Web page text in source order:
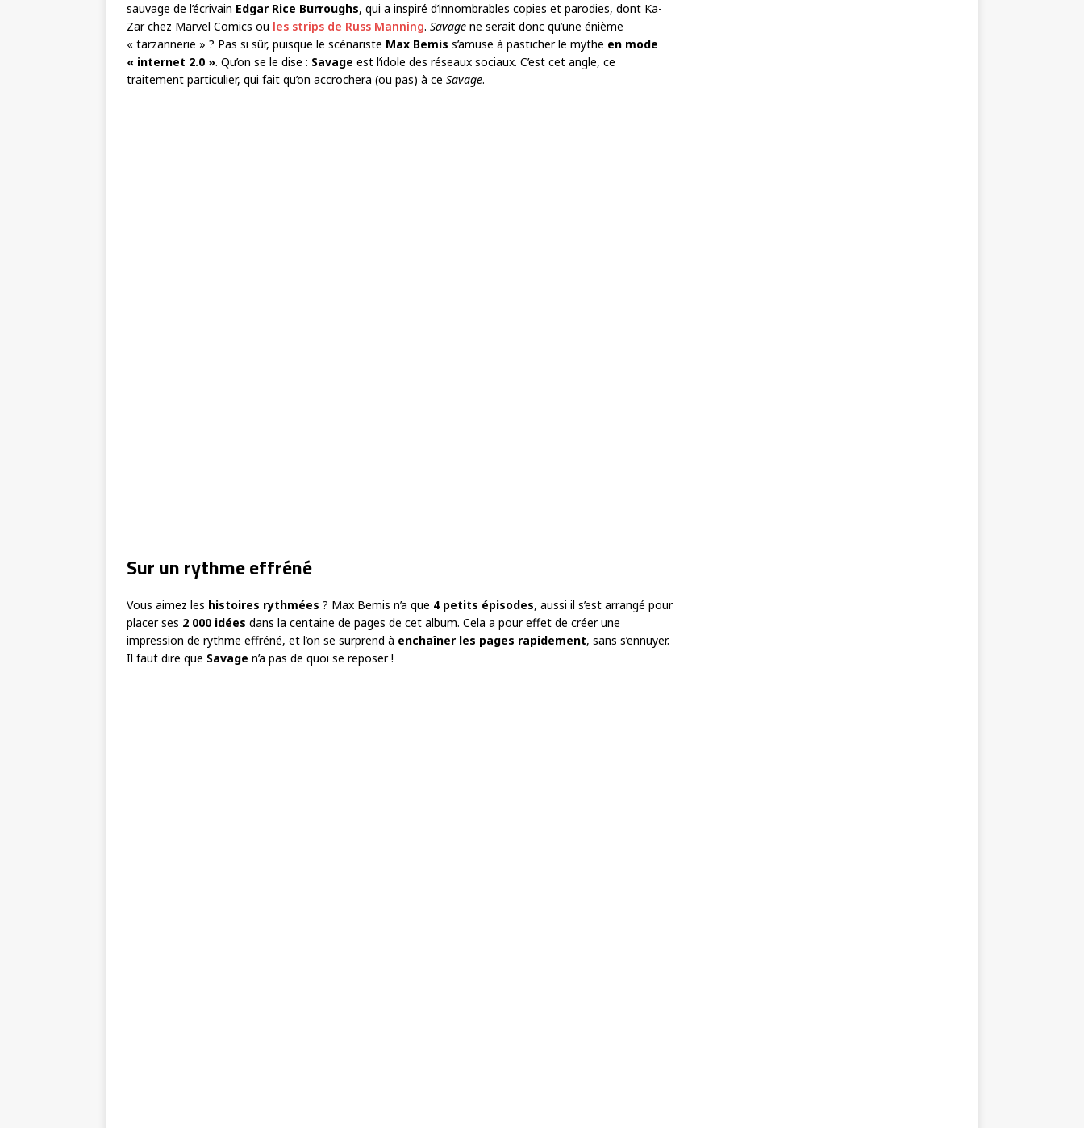
sauvage de l’écrivain Edgar Rice Burroughs, qui a inspiré d’innombrables copies et parodies, dont Ka-
Zar chez Marvel Comics ou les strips de Russ Manning. Savage ne serait donc qu’une énième
« tarzannerie » ? Pas si sûr, puisque le scénariste Max Bemis s’amuse à pasticher le mythe en mode
« internet 2.0 ». Qu’on se le dise : Savage est l’idole des réseaux sociaux. C’est cet angle, ce
traitement particulier, qui fait qu’on accrochera (ou pas) à ce Savage.
Sur un rythme effréné
Vous aimez les histoires rythmées ? Max Bemis n’a que 4 petits épisodes, aussi il s’est arrangé pour
placer ses 2 000 idées dans la centaine de pages de cet album. Cela a pour effet de créer une
impression de rythme effréné, et l’on se surprend à enchaîner les pages rapidement, sans s’ennuyer.
Il faut dire que Savage n’a pas de quoi se reposer !